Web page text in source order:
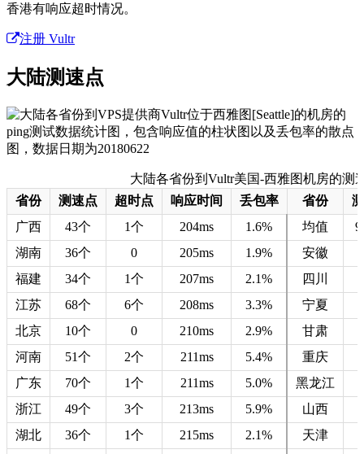
香港有响应超时情况。
注册 Vultr
大陆测速点
大陆各省份到Vultr美国-西雅图机房的测
省份
测速点 超时点 响应时间 丢包率 省份
广西
43个 1个 204ms 1.6% 均值
湖南
36个 0 205ms 1.9% 安徽
福建
34个 1个 207ms 2.1% 四川
江苏
68个 6个 208ms 3.3% 宁夏
北京
10个 0 210ms 2.9% 甘肃
河南
51个 2个 211ms 5.4% 重庆
广东
70个 1个 211ms 5.0% 黑龙江
浙江
49个 3个 213ms 5.9% 山西
湖北
36个 1个 215ms 2.1% 天津